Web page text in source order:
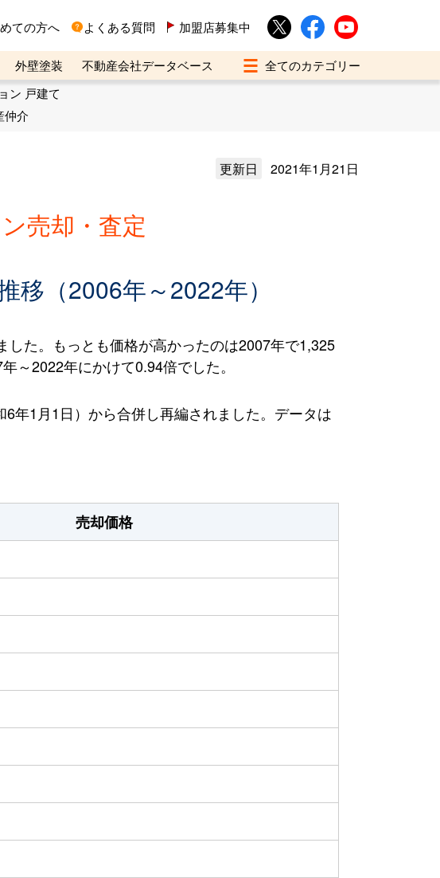
ての方へ よくある質問 加盟店募集中
外壁塗装
不動産会社データベース
談デスク
ン 戸建て
仲介
更新日 2021年1月21日
売却・査定
（2006年～2022年）
た。もっとも価格が高かったのは2007年で1,325
～2022年にかけて0.94倍でした。
年1月1日）から合併し再編されました。データは
売却価格